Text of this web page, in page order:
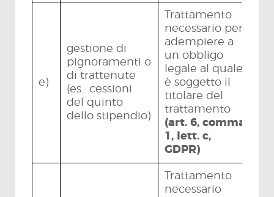
e)
gestione di
pignoramenti o
di trattenute
(es.: cessioni
del quinto
dello stipendio)
Trattamento
necessario per
adempiere a
un obbligo
legale al quale
è soggetto il
titolare del
trattamento
(art. 6, comma
1, lett. c,
GDPR)
Trattamento
necessario